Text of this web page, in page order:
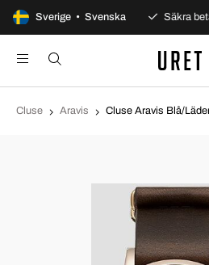
Sverige • Svenska
100 dagars öppet köp Säkra
Cluse Aravis Cluse Aravis Blå/